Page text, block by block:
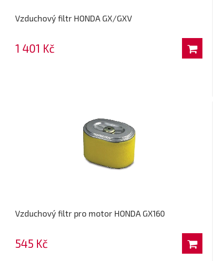
Vzduchový filtr HONDA GX/GXV
1 401 Kč
Vzduchový filtr pro motor HONDA GX160
545 Kč